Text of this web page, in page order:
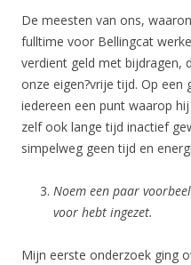
De meesten van ons,
fulltime voor Bellingcat
verdient geld met bijdragen,
onze eigen?vrije tijd. Op
iedereen een punt waarop
zelf ook lange tijd inactief
simpelweg geen tijd en
Noem een paar
voor hebt ingezet.
Mijn eerste onderzoek ging